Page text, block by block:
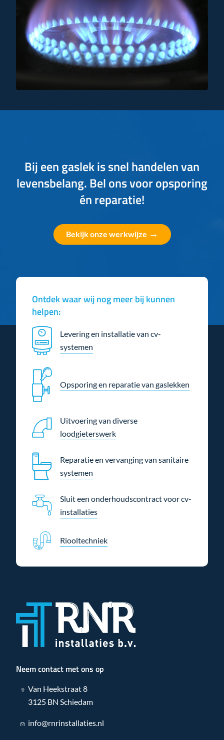
Bij een gaslek is snel handelen van
levensbelang. Bel ons voor opsporing
én reparatie!
Bekijk onze werkwijze →
Ontdek waar wij nog meer bij kunnen
helpen:
Levering en installatie van cv-
systemen
Opsporing en reparatie van gaslekken
Uitvoering van diverse
loodgieterswerk
Reparatie en vervanging van sanitaire
systemen
Sluit een onderhoudscontract voor cv-
installaties
Riooltechniek
Neem contact met ons op
Van Heekstraat 8
3125 BN Schiedam
info@rnrinstallaties.nl